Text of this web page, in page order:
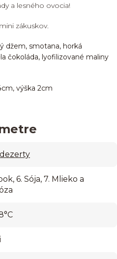
a lesného ovocia!
zákuskov.
džem, smotana, horká
čokoláda, lyofilizované maliny
výška 2cm
6. Sója, 7. Mlieko a